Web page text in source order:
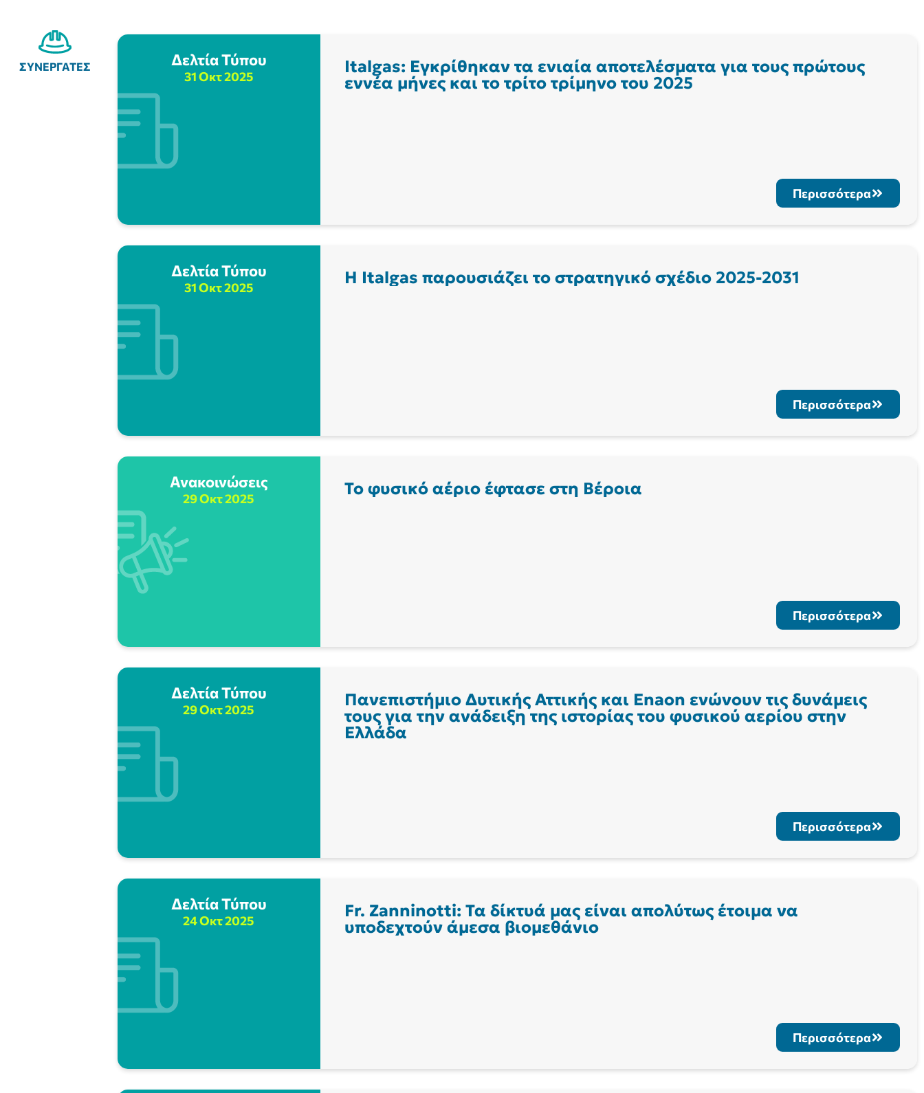
ΣΥΝΕΡΓΑΤΕΣ Δελτία Τύπου
31 Οκτ 2025
Italgas: Εγκρίθηκαν τα ενιαία αποτελέσματα για τους πρώτους
εννέα μήνες και το τρίτο τρίμηνο του 2025
Περισσότερα
Δελτία Τύπου
31 Οκτ 2025 Η Italgas παρουσιάζει το στρατηγικό σχέδιο 2025-2031
Περισσότερα
Ανακοινώσεις
29 Οκτ 2025 Το φυσικό αέριο έφτασε στη Βέροια
Περισσότερα
Δελτία Τύπου
29 Οκτ 2025
Πανεπιστήμιο Δυτικής Αττικής και Enaon ενώνουν τις δυνάμεις
τους για την ανάδειξη της ιστορίας του φυσικού αερίου στην
Ελλάδα
Περισσότερα
Δελτία Τύπου
24 Οκτ 2025
Fr. Zanninotti: Τα δίκτυά μας είναι απολύτως έτοιμα να
υποδεχτούν άμεσα βιομεθάνιο
Περισσότερα